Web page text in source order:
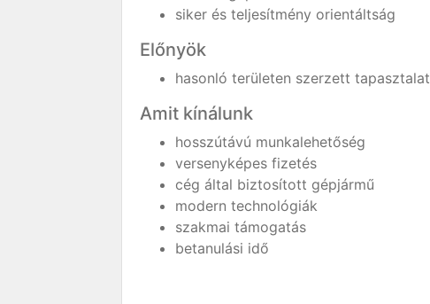
siker és teljesítmény orientáltság
Előnyök
hasonló területen szerzett tapasztalat
Amit kínálunk
hosszútávú munkalehetőség
versenyképes fizetés
cég által biztosított gépjármű
modern technológiák
szakmai támogatás
betanulási idő